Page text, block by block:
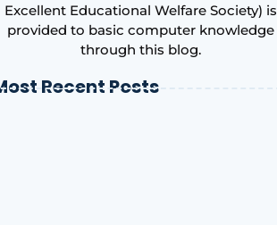
Excellent Educational Welfare Society) is
provided to basic computer knowledge
through this blog.
Recent Posts